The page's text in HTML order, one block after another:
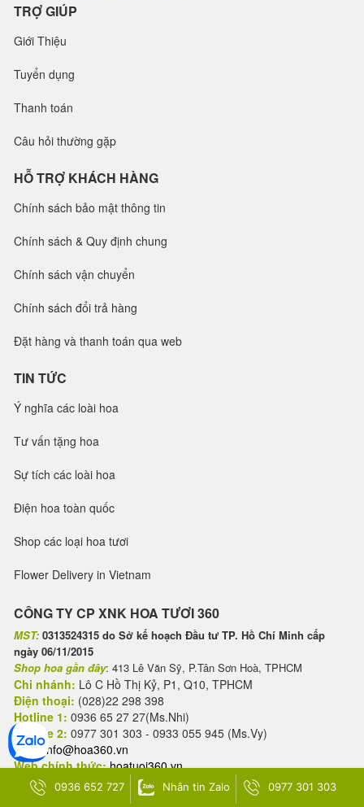
TRỢ GIÚP
Giới Thiệu
Tuyển dụng
Thanh toán
Câu hỏi thường gặp
HỖ TRỢ KHÁCH HÀNG
Chính sách bảo mật thông tin
Chính sách & Quy định chung
Chính sách vận chuyển
Chính sách đổi trả hàng
Đặt hàng và thanh toán qua web
TIN TỨC
Ý nghĩa các loài hoa
Tư vấn tặng hoa
Sự tích các loài hoa
Điện hoa toàn quốc
Shop các loại hoa tươi
Flower Delivery in Vietnam
CÔNG TY CP XNK HOA TƯƠI 360
MST: 0313524315 do Sở kế hoạch Đầu tư TP. Hồ Chí Minh cấp
ngày 06/11/2015
Shop hoa gần đây: 413 Lê Văn Sỹ, P.Tân Sơn Hoà, TPHCM
Chi nhánh: Lô C Hồ Thị Kỷ, P1, Q10, TPHCM
Điện thoại: (028)22 298 398
Hotline 1: 0936 65 27 27(Ms.Nhi)
Hotline 2: 0977 301 303 - 0933 055 945 (Ms.Vy)
Mail:info@hoa360.vn
Web chính thức: hoatuoi360.vn
Hệ sinh thái thương hiệu Hoa tươi 360
hoalan360.com
(Lan hồ điệp)
0936 652 727 Nhắn tin Zalo 0977 301 303